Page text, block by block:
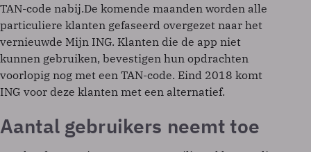
TAN-code nabij.De komende maanden worden alle
particuliere klanten gefaseerd overgezet naar het
vernieuwde Mijn ING. Klanten die de app niet
kunnen gebruiken, bevestigen hun opdrachten
voorlopig nog met een TAN-code. Eind 2018 komt
ING voor deze klanten met een alternatief.
Aantal gebruikers neemt toe